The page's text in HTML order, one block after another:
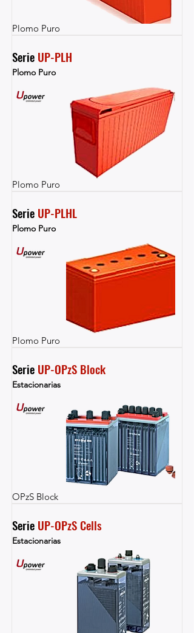
Plomo Puro
Serie UP-PLH
Plomo Puro
Plomo Puro
Serie UP-PLHL
Plomo Puro
Plomo Puro
Serie UP-OPzS Block
Estacionarias
OPzS Block
Serie UP-OPzS Cells
Estacionarias